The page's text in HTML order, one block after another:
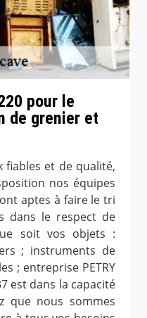
pour le
de grenier et
fiables et de qualité,
nos équipes
aptes à faire le tri
dans le respect de
soit vos objets :
; instruments de
; entreprise PETRY
est dans la capacité
que nous sommes